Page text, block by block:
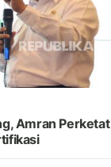
Amran Perketat